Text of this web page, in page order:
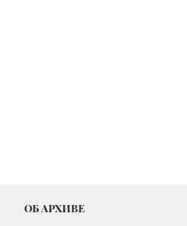
ОБ АРХИВЕ